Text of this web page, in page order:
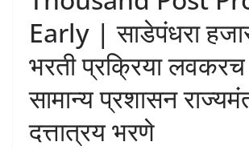
Early | साडेपंधरा
भरती प्रक्रिया
सामान्य प्रशासन
दत्तात्रय भरणे